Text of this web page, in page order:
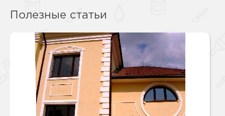
Полезные статьи